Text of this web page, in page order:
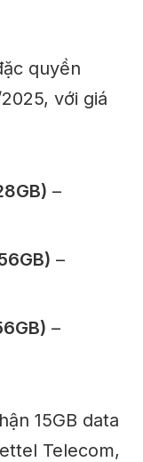
quyền
với giá
–
–
–
15GB data
Telecom,